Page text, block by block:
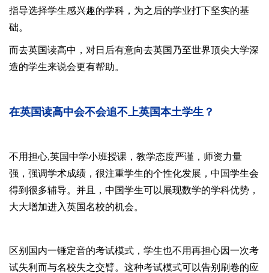
指导选择学生感兴趣的学科，为之后的学业打下坚实的基
础。
而去英国读高中，对日后有意向去英国乃至世界顶尖大学深
造的学生来说会更有帮助。
在英国读高中会不会追不上英国本土学生？
不用担心,英国中学小班授课，教学态度严谨，师资力量
强，强调学术成绩，很注重学生的个性化发展，中国学生会
得到很多辅导。并且，中国学生可以展现数学的学科优势，
大大增加进入英国名校的机会。
区别国内一锤定音的考试模式，学生也不用再担心因一次考
试失利而与名校失之交臂。这种考试模式可以告别刷卷的应